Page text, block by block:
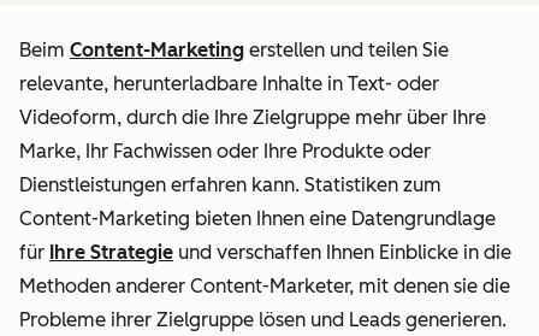
Beim Content-Marketing erstellen und teilen Sie
relevante, herunterladbare Inhalte in Text- oder
Videoform, durch die Ihre Zielgruppe mehr über Ihre
Marke, Ihr Fachwissen oder Ihre Produkte oder
Dienstleistungen erfahren kann. Statistiken zum
Content-Marketing bieten Ihnen eine Datengrundlage
für Ihre Strategie und verschaffen Ihnen Einblicke in die
Methoden anderer Content-Marketer, mit denen sie die
Probleme ihrer Zielgruppe lösen und Leads generieren.